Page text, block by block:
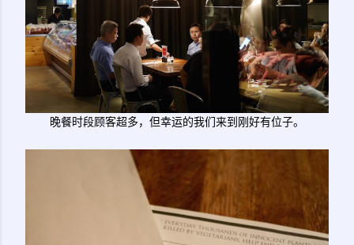
晚餐时段顾客超多，但幸运的我们来到刚好有位子。